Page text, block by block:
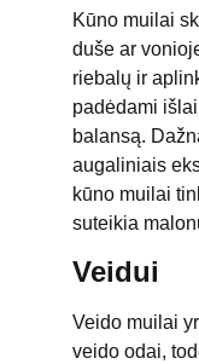
Kūno muilai
duše ar
riebalų ir
padėdami
balansą.
augaliniais
kūno muilai
suteikia
Veidui
Veido muilai
veido odai,